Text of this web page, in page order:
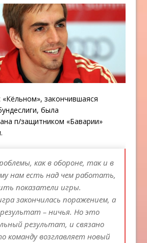
«Кёльном», закончившаяся
была
п/защитником «Баварии»
как в обороне, так и в
нам есть над чем работать,
показатели игры.
закончилась поражением, а
– ничья. Но это
результат, и связано
команду возглавляет новый